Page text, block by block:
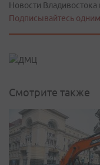
Новости Владивостока
Подписывайтесь
Смотрите также